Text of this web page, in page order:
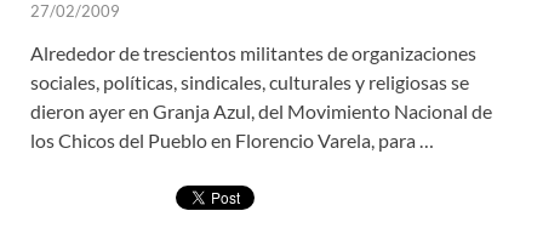
27/02/2009
Alrededor de trescientos militantes de organizaciones
sociales, políticas, sindicales, culturales y religiosas se
dieron ayer en Granja Azul, del Movimiento Nacional de
los Chicos del Pueblo en Florencio Varela, para …